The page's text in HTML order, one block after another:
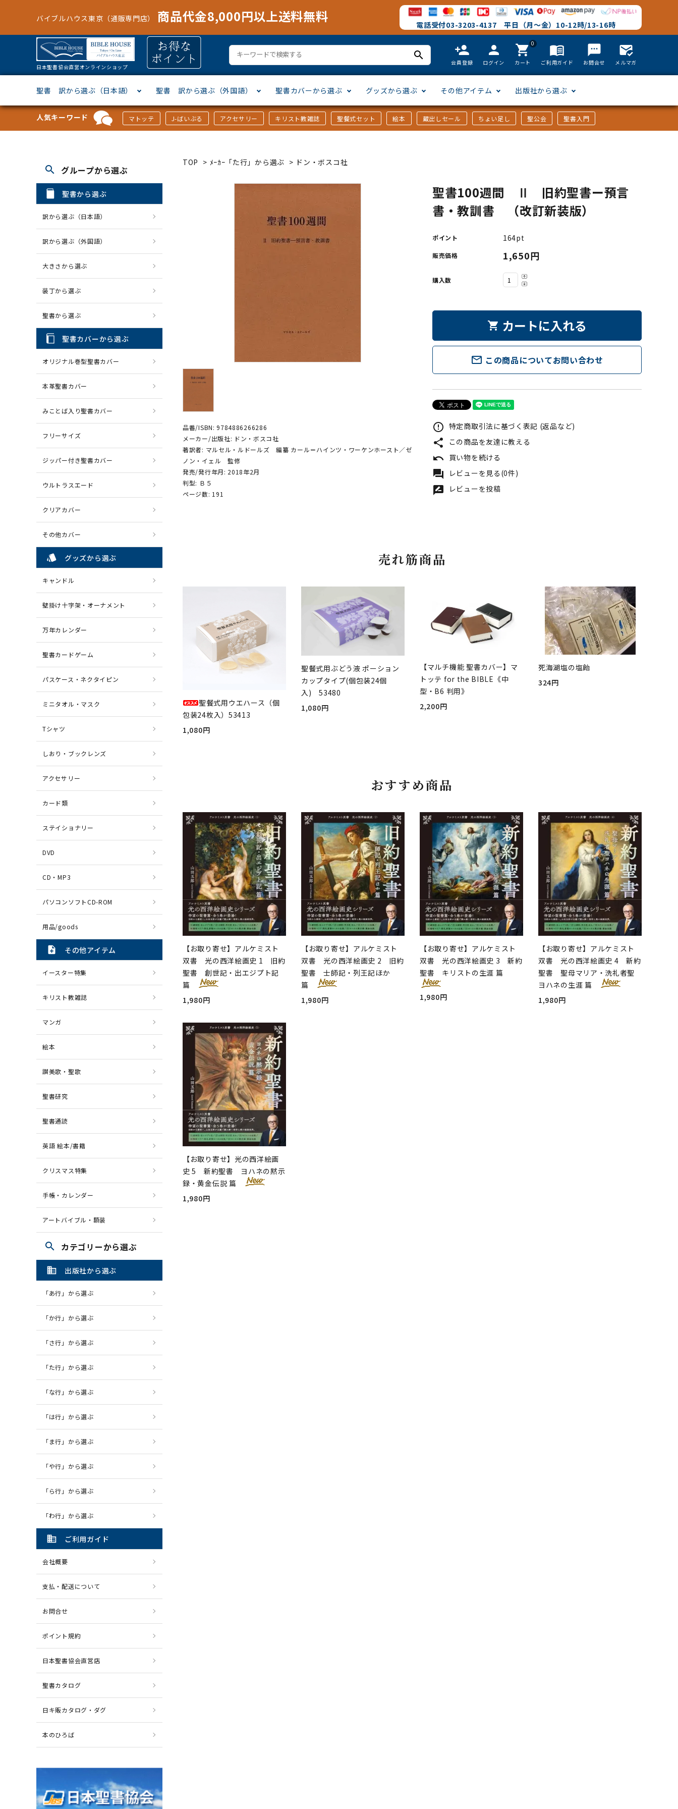
バイブルハウス東京（通販専門店） 商品代金8,000円以上送料無料 電話受付03-3203-4137 平日（月～金）10-12時/13-16時
日本聖書協会直営オンラインショップ
search person_add
会員登録
person
ログイン
0
shopping_cart
カート
menu_book
ご利用ガイド
textsms
お問合せ
mark_email_read
メルマガ
聖書 訳から選ぶ（日本語）
新改訳
聖書 訳から選ぶ（外国語）
ドイツ語
アフリカの言語
聖書カバーから選ぶ
ジッパー付き聖書カバー
グッズから選ぶ
パスケース・ネクタイピン
DVD
CD・MP3 パソコンソフトCD-ROM
その他アイテム
聖書通読
出版社から選ぶ
「な行」から選ぶ
人気キーワード マトッテ J-ばいぶる アクセサリー キリスト教雑誌 聖餐式セット 絵本 蔵出しセール ちょい足し 聖公会 聖書入門
TOP > ﾒｰｶｰ「た行」から選ぶ > ドン・ボスコ社
品番/ISBN: 9784886266286
メーカー/出版社: ドン・ボスコ社
著訳者: マルセル・ルドールズ 編纂 カール＝ハインツ・ワーケンホースト／ゼ
ノン・イェル 監修
発売/発行年月: 2018年2月
判型: Ｂ５
ページ数: 191
聖書100週間 Ⅱ 旧約聖書ー預言
書・教訓書 （改訂新装版）
ポイント 164pt
販売価格 1,650円
購入数
shopping_cart カートに入れる
mail_outline この商品についてお問い合わせ
error_outline 特定商取引法に基づく表記 (返品など)
share この商品を友達に教える
undo 買い物を続ける
forum レビューを見る(0件)
rate_review レビューを投稿
売れ筋商品
聖餐式用ウエハース（個
包装24枚入）53413
1,080円
聖餐式用ぶどう液 ポーション
カップタイプ(個包装24個
入) 53480
1,080円
【マルチ機能 聖書カバー】マ
トッテ for the BIBLE《中
型・B6 判用》
2,200円
死海湖塩の塩飴
324円
おすすめ商品
【お取り寄せ】アルケミスト
双書 光の西洋絵画史 1 旧約
聖書 創世記・出エジプト記
篇
1,980円
【お取り寄せ】アルケミスト
双書 光の西洋絵画史 2 旧約
聖書 士師記・列王記ほか
篇
1,980円
【お取り寄せ】アルケミスト
双書 光の西洋絵画史 3 新約
聖書 キリストの生涯 篇
1,980円
【お取り寄せ】アルケミスト
双書 光の西洋絵画史 4 新約
聖書 聖母マリア・洗礼者聖
ヨハネの生涯 篇
1,980円
【お取り寄せ】光の西洋絵画
史 5 新約聖書 ヨハネの黙示
録・黄金伝説 篇
1,980円
search グループから選ぶ
聖書から選ぶ
訳から選ぶ（日本語）
訳から選ぶ（外国語）
大きさから選ぶ
装丁から選ぶ
聖書から選ぶ
聖書カバーから選ぶ
オリジナル巻型聖書カバー
本革聖書カバー
みことば入り聖書カバー
フリーサイズ
ジッパー付き聖書カバー
ウルトラスエード
クリアカバー
その他カバー
style グッズから選ぶ
キャンドル
壁掛け十字架・オーナメント
万年カレンダー
聖書カードゲーム
パスケース・ネクタイピン
ミニタオル・マスク
Tシャツ
しおり・ブックレンズ
アクセサリー
カード類
ステイショナリー
DVD
CD・MP3
パソコンソフトCD-ROM
用品/goods
note_add その他アイテム
イースター特集
キリスト教雑誌
マンガ
絵本
讃美歌・聖歌
聖書研究
聖書通読
英語 絵本/書籍
クリスマス特集
手帳・カレンダー
アートバイブル・額装
search カテゴリーから選ぶ
domain 出版社から選ぶ
「あ行」から選ぶ
「か行」から選ぶ
「さ行」から選ぶ
「た行」から選ぶ
「な行」から選ぶ
「は行」から選ぶ
「ま行」から選ぶ
「や行」から選ぶ
「ら行」から選ぶ
「わ行」から選ぶ
domain ご利用ガイド
会社概要
支払・配送について
お問合せ
ポイント規約
日本聖書協会直営店
聖書カタログ
日キ販カタログ・ダグ
本のひろば